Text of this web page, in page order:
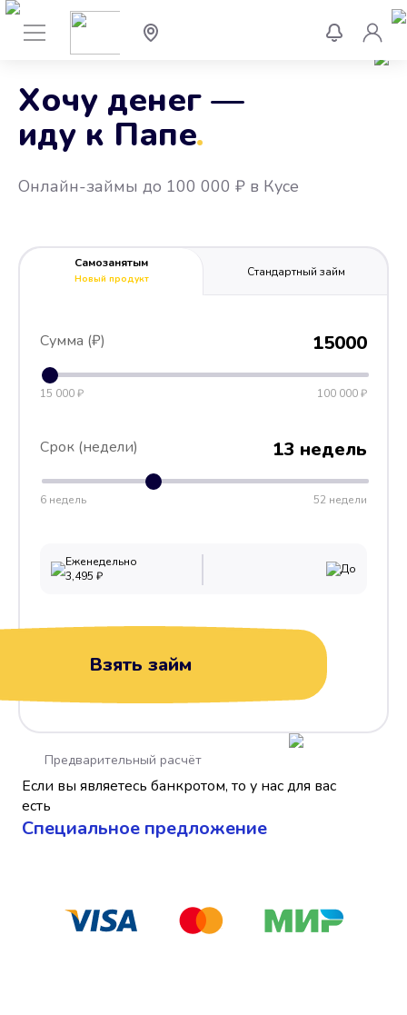
Хочу денег —
иду к Папе
.
Онлайн-займы до 100 000 ₽ в Кусе
Самозанятым
Новый продукт
Стандартный займ
Сумма (₽) 15000
15 000 ₽ 100 000 ₽
Срок (недели) 13 недель
6 недель 52 недели
Еженедельно
3,495 ₽ До
Взять займ
Если вы являетесь банкротом, то у нас для вас
есть
Cпециальное предложение
Предварительный расчёт